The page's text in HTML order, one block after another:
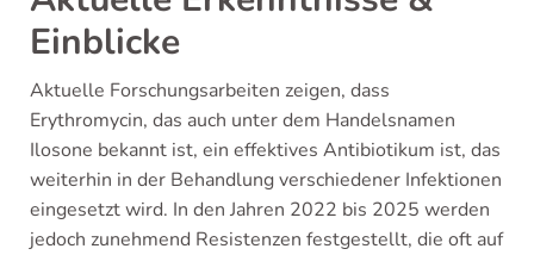
Einblicke
Aktuelle Forschungsarbeiten zeigen, dass
Erythromycin, das auch unter dem Handelsnamen
Ilosone bekannt ist, ein effektives Antibiotikum ist, das
weiterhin in der Behandlung verschiedener Infektionen
eingesetzt wird. In den Jahren 2022 bis 2025 werden
jedoch zunehmend Resistenzen festgestellt, die oft auf